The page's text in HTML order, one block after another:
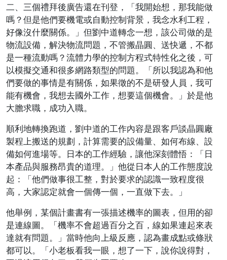
二、三個禮拜後廣告還在刊登，「我開始想，那我能做
嗎？但是他們要機電或自動控制背景，我念水利工程，
好像沒什麼關係。」但劉中道轉念一想，該公司做的是
物流設備，解決物流問題，不管搬晶圓、送快遞，不都
是一種流動嗎？流體力學的控制方程式特性化之後，可
以模擬交通和很多網路類型的問題。「所以我認為和他
們要做的事情是有關係，如果徵的不是研發人員，我可
能有機會，我想去國外工作，想要這個機會。」於是他
大膽求職，成功入職。
順利地轉換跑道，劉中道的工作內容是跟客戶談晶圓廠
製程上搬送的規劃，計算需要的設備量、如何布線、設
備如何進場等。日本的工作經驗，讓他深刻體悟：「日
本產品與服務昂貴的道理。」他從日本人的工作態度說
起：「他們做事很工整，對於要求的認識一致程度很
高，大家認定就會一個傳一個，一直做下去。」
他舉例，某個計畫書有一張描述機率的圖表，但用的卻
是連線圖。「機率不會超過百分之百，線如果連起來表
達就有問題。」當時他向上級反應，認為畫成點或條狀
都可以。「小老板看我一眼，想了一下，說你說得對，